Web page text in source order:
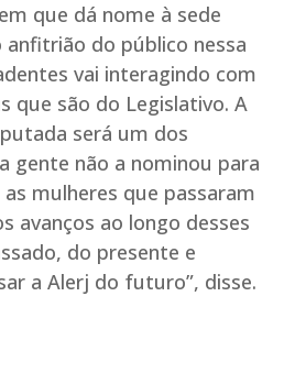
que dá nome à sede
anfitrião do público nessa
vai interagindo com
que são do Legislativo. A
será um dos
gente não a nominou para
mulheres que passaram
avanços ao longo desses
do presente e
a Alerj do futuro”, disse.